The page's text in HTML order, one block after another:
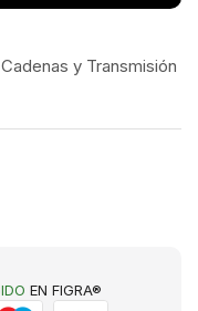
y Transmisión
EN FIGRA®